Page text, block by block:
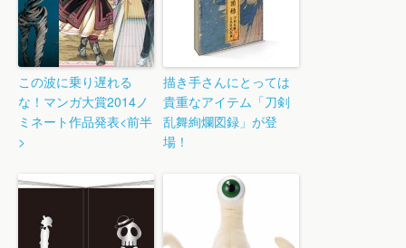
この波に乗り遅れる
な！マンガ大賞2014ノ
ミネート作品発表<前半
>
描き手さんにとっては
貴重なアイテム「刀剣
乱舞絢爛図録」が登
場！